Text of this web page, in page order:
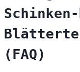
(FAQ)